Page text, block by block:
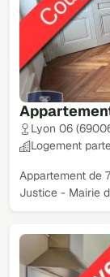
Lyon 06
Logement
Appartement de
Justice - Mairie